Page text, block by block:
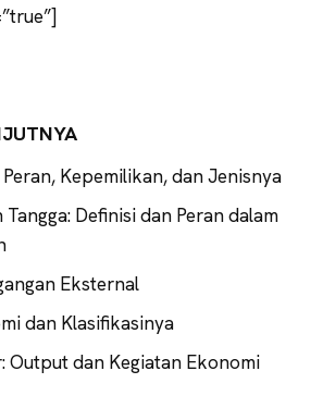
Kepemilikan, dan Jenisnya
Tangga: Definisi dan Peran dalam
Eksternal
dan Klasifikasinya
Output dan Kegiatan Ekonomi